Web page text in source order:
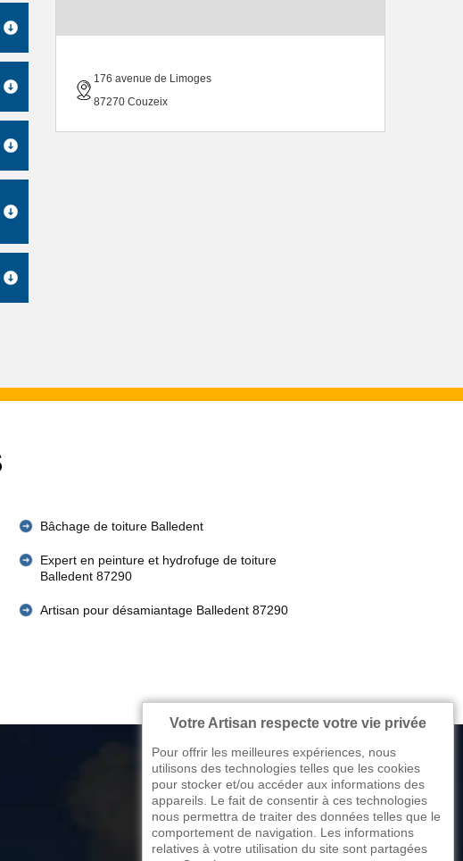
176 avenue de Limoges
87270 Couzeix
Bâchage de toiture Balledent
Expert en peinture et hydrofuge de toiture
Balledent 87290
Artisan pour désamiantage Balledent 87290
176 avenue de Limoges
87270 Couzeix
Votre Artisan respecte votre vie privée
Pour offrir les meilleures expériences, nous
utilisons des technologies telles que les cookies
pour stocker et/ou accéder aux informations des
appareils. Le fait de consentir à ces technologies
nous permettra de traiter des données telles que le
comportement de navigation. Les informations
relatives à votre utilisation du site sont partagées